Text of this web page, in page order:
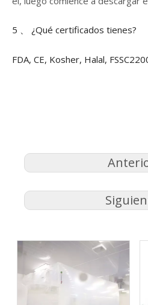
5 、 ¿Qué certificados tienes?
FDA, CE, Kosher, Halal,